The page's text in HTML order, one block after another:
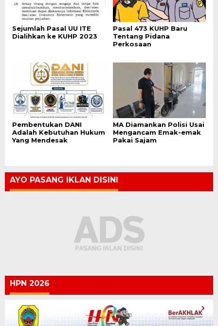
Sejumlah Pasal UU ITE
Dialihkan ke KUHP 2023
Pasal 473 KUHP Baru
Tentang Pidana
Perkosaan
Pembentukan DANI
Adalah Kebutuhan Hukum
Yang Mendesak
MA Diamankan Polisi Usai
Mengancam Emak-emak
Pakai Sajam
AYO PASANG IKLAN DISINI
HPN 2026